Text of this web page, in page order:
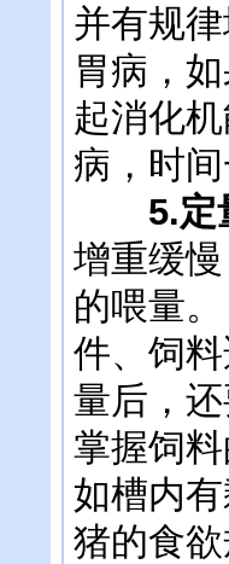
并有规
胃病，
起消化
病，时
5.定
增重缓
的喂量
件、饲
量后，
掌握饲
如槽内
猪的食